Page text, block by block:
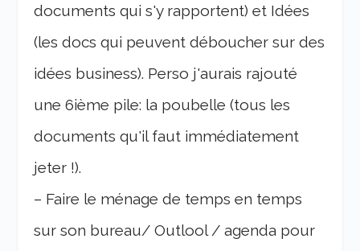
documents qui s'y rapportent) et Idées
(les docs qui peuvent déboucher sur des
idées business). Perso j'aurais rajouté
une 6ième pile: la poubelle (tous les
documents qu'il faut immédiatement
jeter !).
– Faire le ménage de temps en temps
sur son bureau/ Outlool / agenda pour